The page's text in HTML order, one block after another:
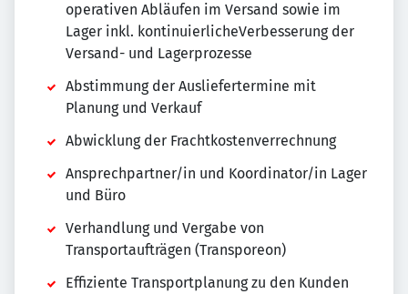
operativen Abläufen im Versand sowie im
Lager inkl. kontinuierlicheVerbesserung der
Versand- und Lagerprozesse
Abstimmung der Ausliefertermine mit
Planung und Verkauf
Abwicklung der Frachtkostenverrechnung
Ansprechpartner/in und Koordinator/in Lager
und Büro
Verhandlung und Vergabe von
Transportaufträgen (Transporeon)
Effiziente Transportplanung zu den Kunden